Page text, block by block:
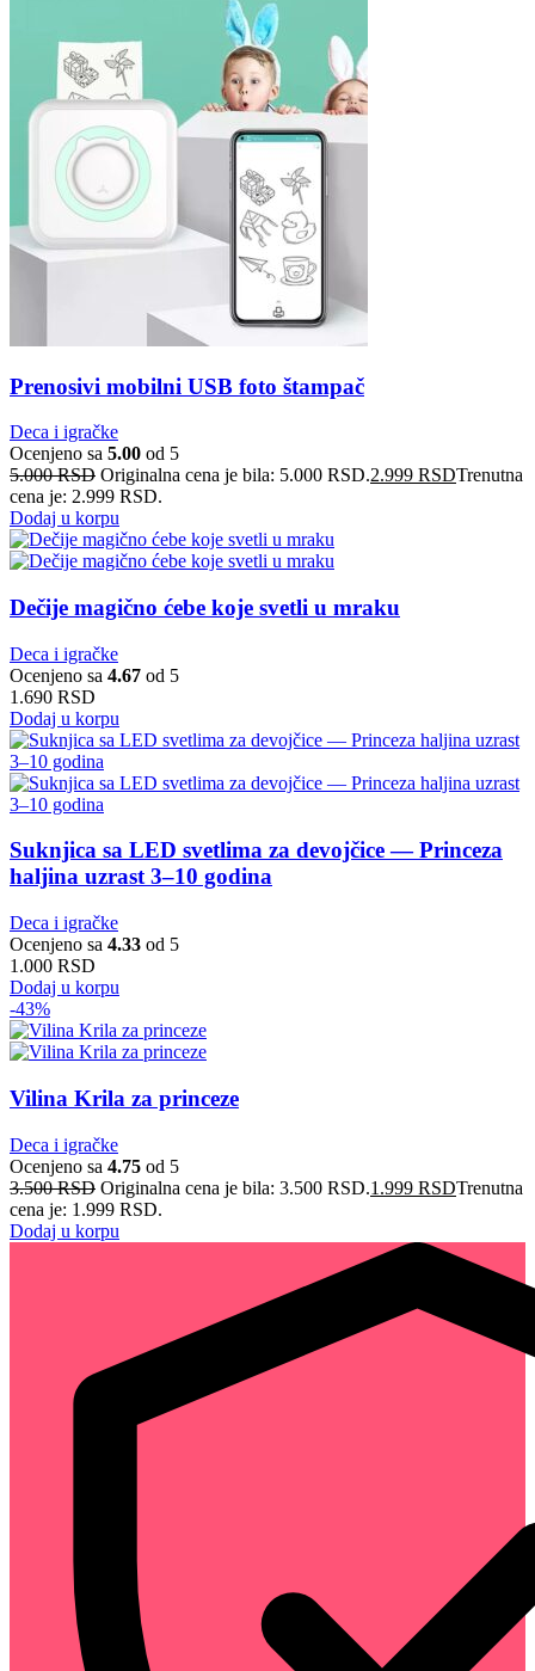
Prenosivi mobilni USB foto štampač
Deca i igračke
Ocenjeno sa 5.00 od 5
5.000RSD Originalna cena je bila: 5.000 RSD.2.999 RSDTrenutna
cena je: 2.999 RSD.
Dodaj u korpu
Dečije magično ćebe koje svetli u mraku
Deca i igračke
Ocenjeno sa 4.67 od 5
1.690 RSD
Dodaj u korpu
Suknjica sa LED svetlima za devojčice — Princeza
haljina uzrast 3–10 godina
Deca i igračke
Ocenjeno sa 4.33 od 5
1.000 RSD
Dodaj u korpu
-43%
Vilina Krila za princeze
Deca i igračke
Ocenjeno sa 4.75 od 5
3.500RSD Originalna cena je bila: 3.500 RSD.1.999 RSDTrenutna
cena je: 1.999 RSD.
Dodaj u korpu